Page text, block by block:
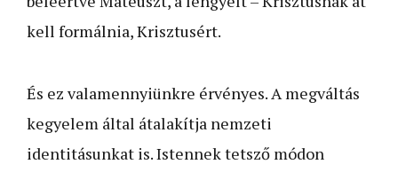
kell formálnia, Krisztusért.
És ez valamennyiünkre érvényes. A megváltás
kegyelem által átalakítja nemzeti
identitásunkat is. Istennek tetsző módon